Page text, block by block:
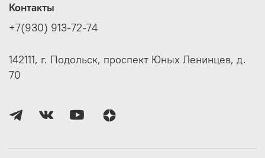
Контакты
+7(930) 913-72-74
142111, г. Подольск, проспект Юных Ленинцев, д.
70